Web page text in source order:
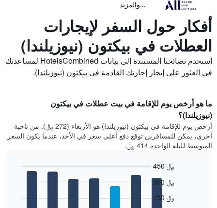
...والمزيد
أفكار حول السفر لإيجارات
العطلات في بيكتون (نيوزيلندا)
استخدم نصائحنا المستندة إلى بيانات HotelsCombined لمساعدتك
في العثور على إيجار إجازتك القادمة في بيكتون (نيوزيلندا).
ما هو أرخص يوم للإقامة في بيت عطلات في بيكتون
(نيوزيلندا)؟
أرخص يوم للإقامة في بيكتون (نيوزيلندا) هو الأربعاء (272 ﷼). من ناحية
أخرى، يمكن للمسافرين توقع دفع أعلى سعر في الأحد، عندما يكون السعر
المتوسط لليلة الواحدة 414 ﷼.
150 ﷼
300 ﷼
450 ﷼